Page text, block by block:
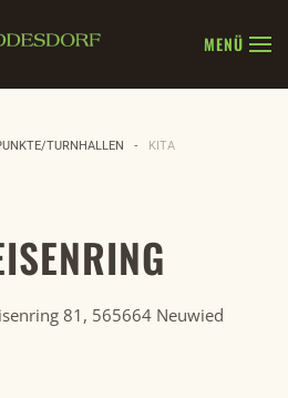
MENÜ
TURNHALLEN
KITA
81, 565664 Neuwied